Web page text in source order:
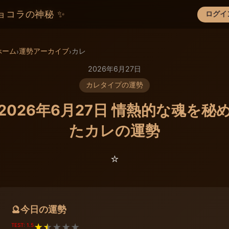
コラの神秘 ✨ ログイ
×
ーム›運勢アーカイブ›カレ
2026年6月27日
カレタイプの運勢
年6月27日 情熱的な魂を秘
たカレの運勢
⭐️
🔮今日の運勢
TEST: 1.5